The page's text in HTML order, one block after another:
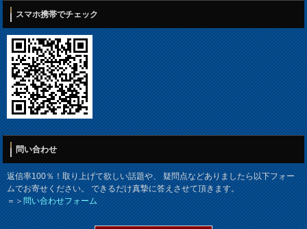
スマホ携帯でチェック
問い合わせ
返信率100％！取り上げて欲しい話題や、 疑問点などありましたら以下フォー
ムでお寄せください。 できるだけ真摯に答えさせて頂きます。
＝＞問い合わせフォーム